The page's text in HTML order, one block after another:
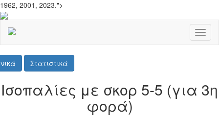
1962, 2001, 2023.">
Στατιστικά
Ισοπαλίες με σκορ 5-5 (για 3η
φορά)